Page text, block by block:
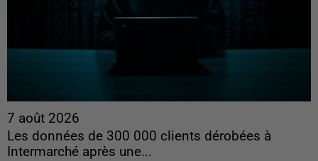
7 août 2026
Les données de 300 000 clients dérobées à
Intermarché après une...